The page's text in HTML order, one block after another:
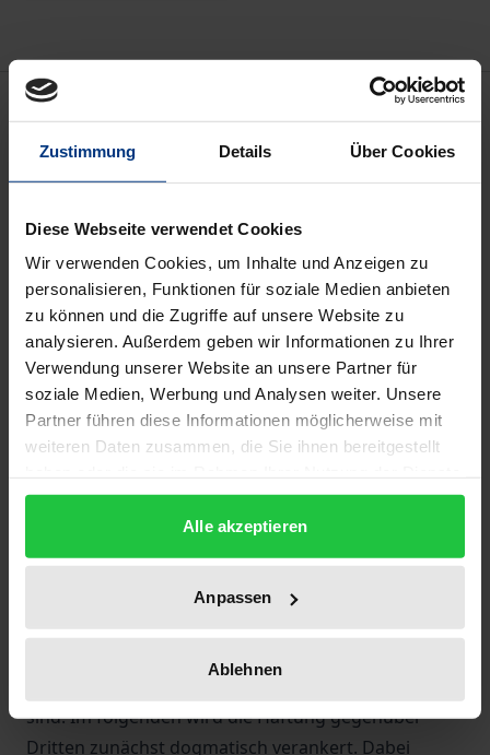
Zustimmung Details Über Cookies
Diese Webseite verwendet Cookies
Wir verwenden Cookies, um Inhalte und Anzeigen zu
personalisieren, Funktionen für soziale Medien anbieten
zu können und die Zugriffe auf unsere Website zu
analysieren. Außerdem geben wir Informationen zu Ihrer
Verwendung unserer Website an unsere Partner für
soziale Medien, Werbung und Analysen weiter. Unsere
Partner führen diese Informationen möglicherweise mit
weiteren Daten zusammen, die Sie ihnen bereitgestellt
gesammelt haben.
Alle akzeptieren
Anpassen
Ablehnen
Beschreibung
Fehlerhafte Kunstexpertisen haben erhebliche
Auftraggeber als auch für spätere Erwerber.
Nach einer Bestandsaufnahme über Geschichte und
Bedeutung der Kunstexpertisen angesichts einer
Rechtsprechung, die die Imitation eines
persönlichen Stiles durch Dritte ermöglicht,
beschreibt das Werk die Aufgaben des
Kunstsachverständigen sowie die im einzelnen zur
Verfügung stehenden Zuschreibungsmethoden, die
naturwissenschaftliche Methoden einteilen lassen.
Es werden dabei die Sorgfaltsstandards
herausgearbeitet, denen er genügen muß. An die
vertraglichen Ansprüche des Auftraggebers aus
positiver Vertragsverletzung schließen sich die
sind. Im folgenden wird die Haftung gegenüber
Dritten zunächst dogmatisch verankert. Dabei